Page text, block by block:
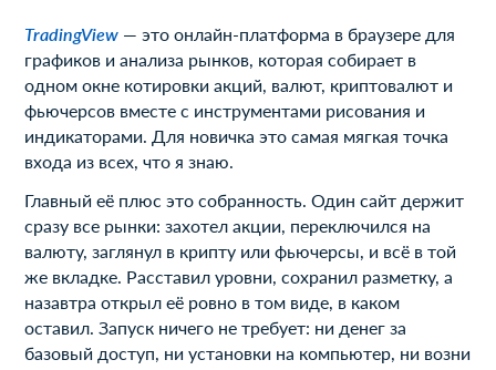
TradingView — это онлайн-платформа в браузере для
графиков и анализа рынков, которая собирает в
одном окне котировки акций, валют, криптовалют и
фьючерсов вместе с инструментами рисования и
индикаторами. Для новичка это самая мягкая точка
входа из всех, что я знаю.
Главный её плюс это собранность. Один сайт держит
сразу все рынки: захотел акции, переключился на
валюту, заглянул в крипту или фьючерсы, и всё в той
же вкладке. Расставил уровни, сохранил разметку, а
назавтра открыл её ровно в том виде, в каком
оставил. Запуск ничего не требует: ни денег за
базовый доступ, ни установки на компьютер, ни возни